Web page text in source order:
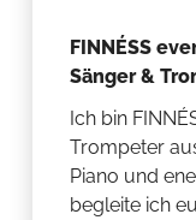
FINNÉSS
Sänger &
Ich bin
Trompeter
Piano und
begleite ich